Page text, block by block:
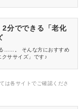
2分でできる「老化
……。 そんな方におすすめ
ササイズ」です♪
は各サイトでご確認くださ